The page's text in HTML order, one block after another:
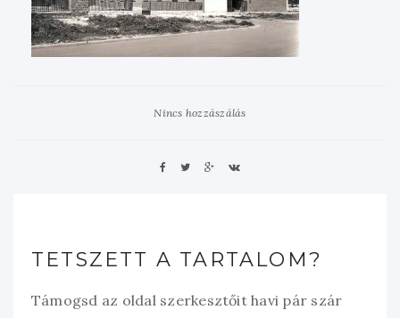
Nincs hozzászálás
TETSZETT A TARTALOM?
Támogsd az oldal szerkesztőit havi pár szár